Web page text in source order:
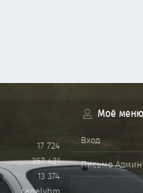
17 724
367 421
13 374
Моё меню
Вход
Письмо